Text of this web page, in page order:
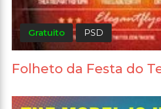
Gratuito PSD
Folheto da Festa do